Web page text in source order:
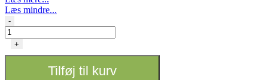
Læs mindre...
MedicalNets
Vaskeposer
3
-
+
Tilføj til kurv